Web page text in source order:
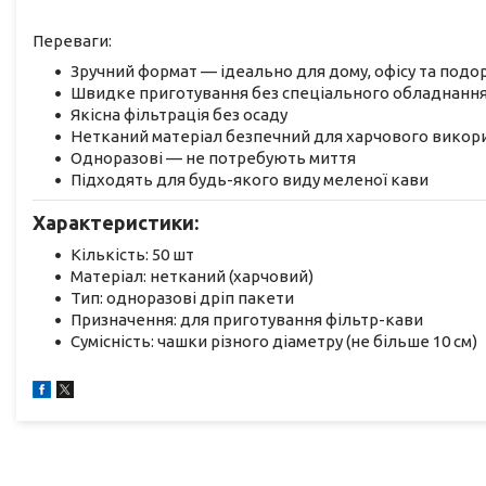
Переваги:
Зручний формат — ідеально для дому, офісу та
Швидке приготування без спеціального
Якісна фільтрація без осаду
Нетканий матеріал безпечний для харчового
Одноразові — не потребують миття
Підходять для будь-якого виду меленої кави
Характеристики:
Кількість: 50 шт
Матеріал: нетканий (харчовий)
Тип: одноразові дріп пакети
Призначення: для приготування фільтр-кави
Сумісність: чашки різного діаметру (не більше 10 см)